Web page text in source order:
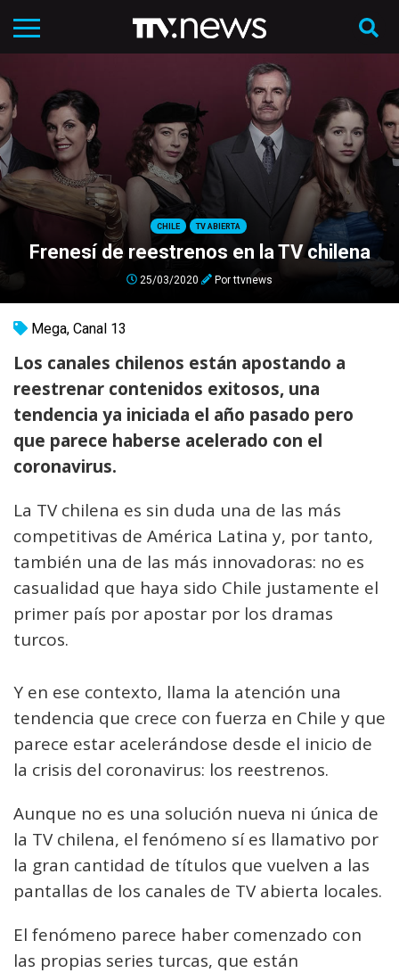
CHILE TV ABIERTA
Frenesí de reestrenos en la TV chilena
25/03/2020 Porttvnews
Mega, Canal 13
Los canales chilenos están apostando a
reestrenar contenidos exitosos, una
tendencia ya iniciada el año pasado pero
que parece haberse acelerado con el
coronavirus.
La TV chilena es sin duda una de las más
competitivas de América Latina y, por tanto,
también una de las más innovadoras: no es
casualidad que haya sido Chile justamente el
primer país por apostar por los dramas
turcos.
Y en ese contexto, llama la atención una
tendencia que crece con fuerza en Chile y que
parece estar acelerándose desde el inicio de
la crisis del coronavirus: los reestrenos.
Aunque no es una solución nueva ni única de
la TV chilena, el fenómeno sí es llamativo por
la gran cantidad de títulos que vuelven a las
pantallas de los canales de TV abierta locales.
El fenómeno parece haber comenzado con
las propias series turcas, que están